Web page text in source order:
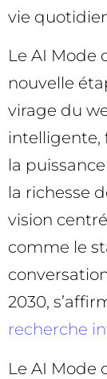
vie
Le AI Mode
nouvelle
virage du
intelligente,
la
la richesse
vision
comme le
2030,
recherche
Le AI Mode